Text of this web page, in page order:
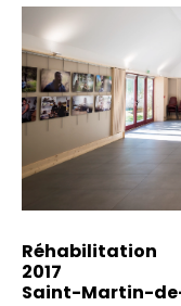
Réhabilitation
2017
Saint-Martin-